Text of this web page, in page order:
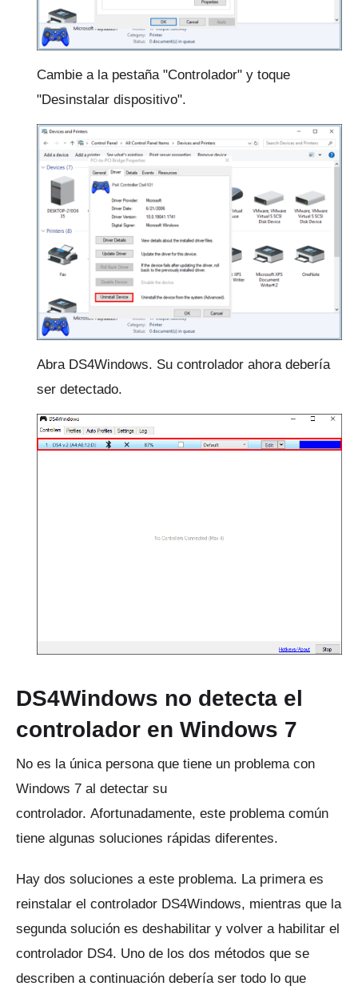
Cambie a la pestaña "Controlador" y toque
"Desinstalar dispositivo".
Abra DS4Windows. Su controlador ahora debería
ser detectado.
DS4Windows no detecta el
controlador en Windows 7
No es la única persona que tiene un problema con
Windows 7 al detectar su
controlador. Afortunadamente, este problema común
tiene algunas soluciones rápidas diferentes.
Hay dos soluciones a este problema. La primera es
reinstalar el controlador DS4Windows, mientras que la
segunda solución es deshabilitar y volver a habilitar el
controlador DS4. Uno de los dos métodos que se
describen a continuación debería ser todo lo que